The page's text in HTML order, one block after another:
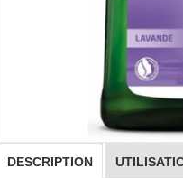
DESCRIPTION